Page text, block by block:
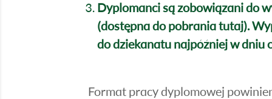
Dyplomanci są zobowiązani do
(dostępna do pobraniatutaj).
do dziekanatu najpóźniej w dniu
Format pracy dyplomowej